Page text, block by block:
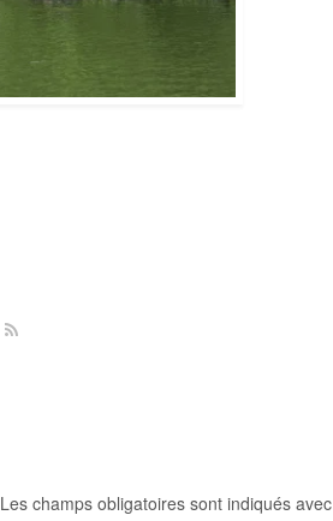
Les champs obligatoires sont indiqués avec